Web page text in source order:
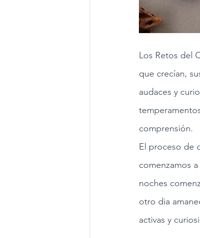
Los Retos del
que crecían,
audaces y
comprensión.
El proceso de
comenzamos
noches
otro dia
activas y